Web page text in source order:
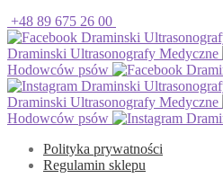
+48 89 675 26 00
Draminski
Draminski Ultrasonografy Medyczne
Hodowców psów
Draminski
Draminski Ultrasonografy Medyczne
Hodowców psów
Polityka prywatności
Regulamin sklepu